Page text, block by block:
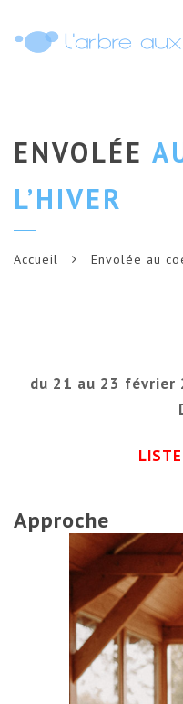
ENVOLÉE
L’HIVER
Accueil Envolée au
du 21 au 23 février
Approche